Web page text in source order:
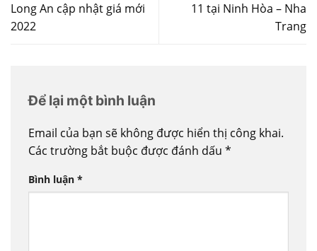
Long An cập nhật giá mới
2022
11 tại Ninh Hòa – Nha
Trang
Để lại một bình luận
Email của bạn sẽ không được hiển thị công khai.
Các trường bắt buộc được đánh dấu *
Bình luận *